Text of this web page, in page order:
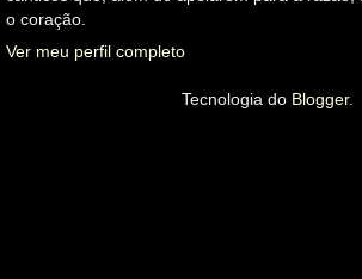
o coração.
Ver meu perfil completo
Tecnologia do Blogger.